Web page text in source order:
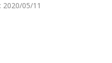
2020/05/11